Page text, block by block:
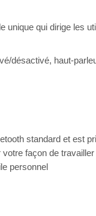
unique qui dirige les
désactivé, haut-
standard et est
façon de
personnel